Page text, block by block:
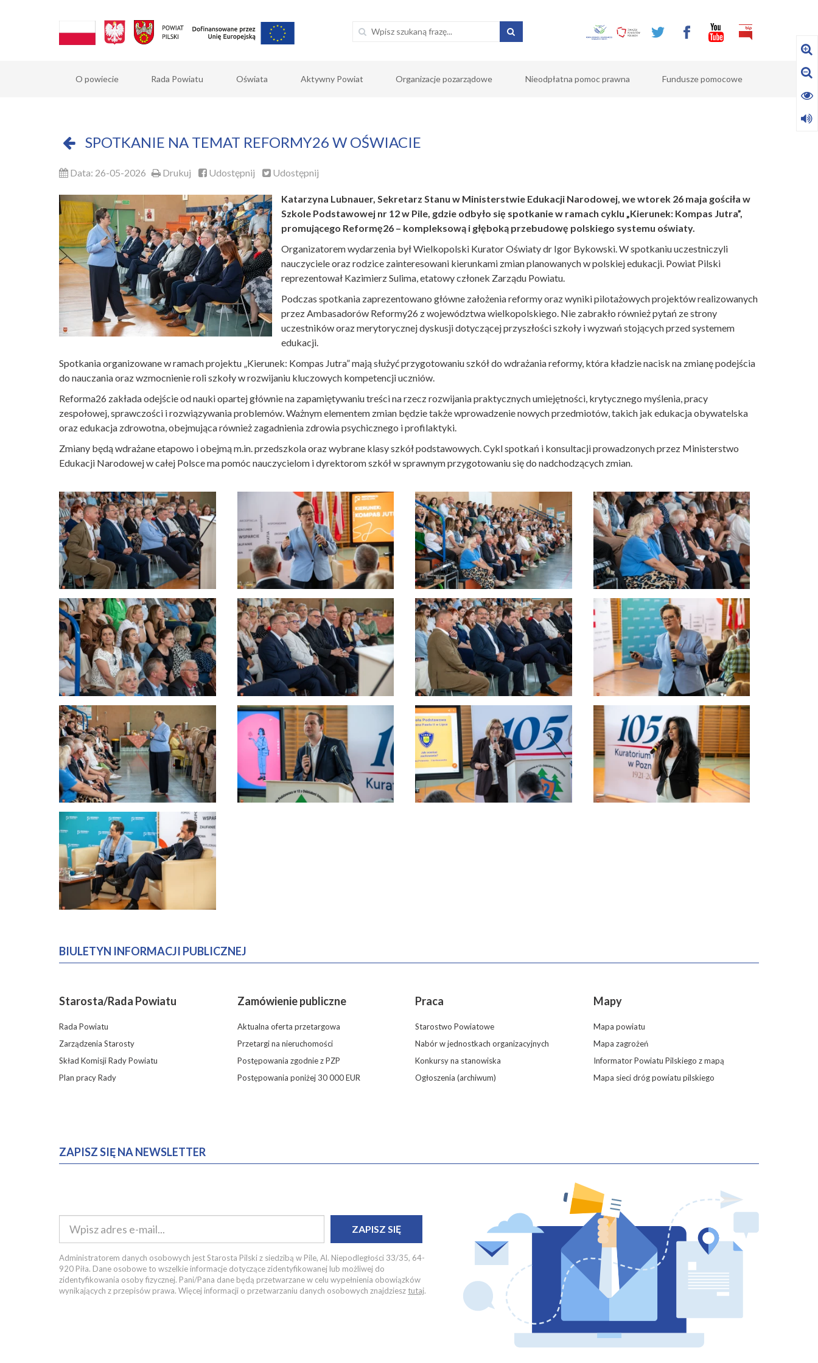
O powiecie Rada Powiatu Oświata Aktywny Powiat Organizacje pozarządowe Nieodpłatna pomoc prawna Fundusze pomocowe
SPOTKANIE NA TEMAT REFORMY26 W OŚWIACIE
Data: 26-05-2026 Drukuj Udostępnij Udostępnij
Katarzyna Lubnauer, Sekretarz Stanu w Ministerstwie Edukacji Narodowej, we wtorek 26 maja gościła w
Szkole Podstawowej nr 12 w Pile, gdzie odbyło się spotkanie w ramach cyklu „Kierunek: Kompas Jutra”,
promującego Reformę26 – kompleksową i głęboką przebudowę polskiego systemu oświaty.
Organizatorem wydarzenia był Wielkopolski Kurator Oświaty dr Igor Bykowski. W spotkaniu uczestniczyli
nauczyciele oraz rodzice zainteresowani kierunkami zmian planowanych w polskiej edukacji. Powiat Pilski
reprezentował Kazimierz Sulima, etatowy członek Zarządu Powiatu.
Podczas spotkania zaprezentowano główne założenia reformy oraz wyniki pilotażowych projektów realizowanych
przez Ambasadorów Reformy26 z województwa wielkopolskiego. Nie zabrakło również pytań ze strony
uczestników oraz merytorycznej dyskusji dotyczącej przyszłości szkoły i wyzwań stojących przed systemem
edukacji.
Spotkania organizowane w ramach projektu „Kierunek: Kompas Jutra” mają służyć przygotowaniu szkół do wdrażania reformy, która kładzie nacisk na zmianę podejścia
do nauczania oraz wzmocnienie roli szkoły w rozwijaniu kluczowych kompetencji uczniów.
Reforma26 zakłada odejście od nauki opartej głównie na zapamiętywaniu treści na rzecz rozwijania praktycznych umiejętności, krytycznego myślenia, pracy
zespołowej, sprawczości i rozwiązywania problemów. Ważnym elementem zmian będzie także wprowadzenie nowych przedmiotów, takich jak edukacja obywatelska
oraz edukacja zdrowotna, obejmująca również zagadnienia zdrowia psychicznego i profilaktyki.
Zmiany będą wdrażane etapowo i obejmą m.in. przedszkola oraz wybrane klasy szkół podstawowych. Cykl spotkań i konsultacji prowadzonych przez Ministerstwo
Edukacji Narodowej w całej Polsce ma pomóc nauczycielom i dyrektorom szkół w sprawnym przygotowaniu się do nadchodzących zmian.
BIULETYN INFORMACJI PUBLICZNEJ
Starosta/Rada Powiatu
Rada Powiatu
Zarządzenia Starosty
Skład Komisji Rady Powiatu
Plan pracy Rady
Zamówienie publiczne
Aktualna oferta przetargowa
Przetargi na nieruchomości
Postępowania zgodnie z PZP
Postępowania poniżej 30 000 EUR
Praca
Starostwo Powiatowe
Nabór w jednostkach organizacyjnych
Konkursy na stanowiska
Ogłoszenia (archiwum)
Mapy
Mapa powiatu
Mapa zagrożeń
Informator Powiatu Pilskiego z mapą
Mapa sieci dróg powiatu pilskiego
ZAPISZ SIĘ NA NEWSLETTER
ZAPISZ SIĘ
Administratorem danych osobowych jest Starosta Pilski z siedzibą w Pile, Al. Niepodległości 33/35, 64-
920 Piła. Dane osobowe to wszelkie informacje dotyczące zidentyfikowanej lub możliwej do
zidentyfikowania osoby fizycznej. Pani/Pana dane będą przetwarzane w celu wypełnienia obowiązków
wynikających z przepisów prawa. Więcej informacji o przetwarzaniu danych osobowych znajdziesz tutaj.